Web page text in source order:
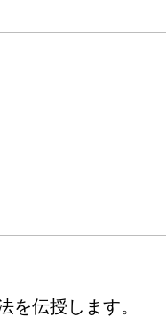
を伝授します。